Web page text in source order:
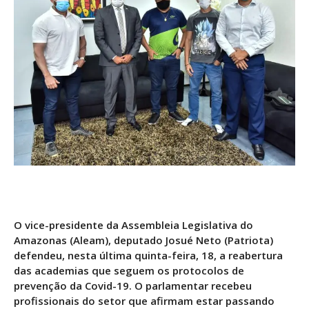
O vice-presidente da Assembleia Legislativa do
Amazonas (Aleam), deputado Josué Neto (Patriota)
defendeu, nesta última quinta-feira, 18, a reabertura
das academias que seguem os protocolos de
prevenção da Covid-19. O parlamentar recebeu
profissionais do setor que afirmam estar passando